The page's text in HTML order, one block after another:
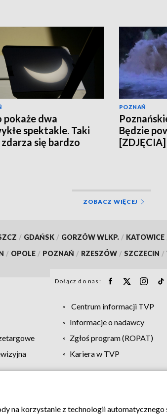
pokaże dwa
spektakle. Taki
się bardzo
POZNAŃ
Będzie
[ZDJĘCIA]
ZOBACZ WIĘCEJ
/ GDAŃSK / GORZÓW WLKP. / KATOWICE
/ OPOLE / POZNAŃ / RZESZÓW / SZCZECIN /
Dołącz do nas:
Centrum informacji TVP
Informacje o nadawcy
Zgłoś program (ROPAT)
Kariera w TVP
Polityka prywatności Moje zgody
na korzystanie z technologii